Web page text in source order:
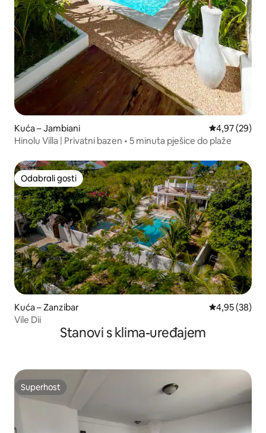
Kuća – Jambiani Prosječna
4,97 (29)
Hinolu Villa | Privatni bazen • 5 minuta pješice do plaže
Odabrali gosti
Odabrali gosti
Kuća – Zanzibar Prosječna
4,95 (38)
Vile Dii
Stanovi s klima-uređajem
Superhost
Superhost